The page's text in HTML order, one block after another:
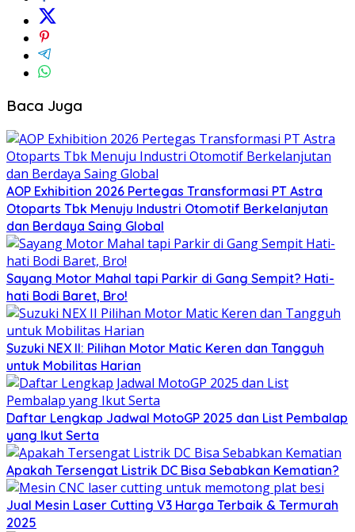
Baca Juga
AOP Exhibition 2026 Pertegas Transformasi PT Astra
Otoparts Tbk Menuju Industri Otomotif Berkelanjutan
dan Berdaya Saing Global
Sayang Motor Mahal tapi Parkir di Gang Sempit? Hati-
hati Bodi Baret, Bro!
Suzuki NEX II: Pilihan Motor Matic Keren dan Tangguh
untuk Mobilitas Harian
Daftar Lengkap Jadwal MotoGP 2025 dan List Pembalap
yang Ikut Serta
Apakah Tersengat Listrik DC Bisa Sebabkan Kematian?
Jual Mesin Laser Cutting V3 Harga Terbaik & Termurah
2025